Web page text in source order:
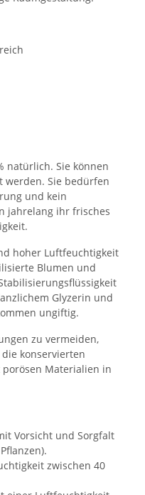
natürlich. Sie können
Sie bedürfen
und kein
jahrelang ihr frisches
hoher Luftfeuchtigkeit
Blumen und
Glyzerin und
ungiftig.
zu vermeiden,
konservierten
Materialien in
Vorsicht und Sorgfalt
zwischen 40